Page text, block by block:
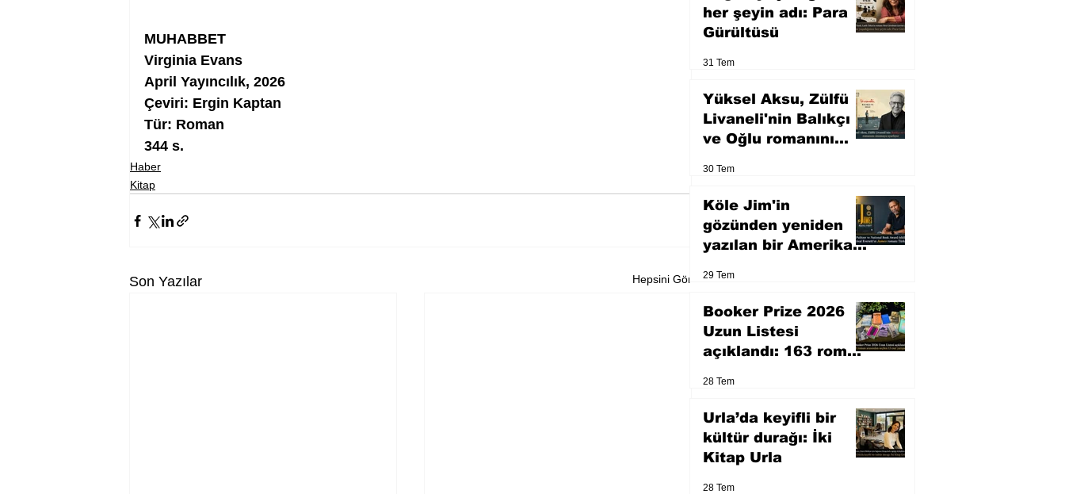
MUHABBET
Virginia Evans
April Yayıncılık, 2026
Çeviri: Ergin Kaptan
Tür: Roman
344 s.
Haber
Kitap
Son Yazılar Hepsini Gör
her şeyin adı: Para
Gürültüsü
31 Tem
Yüksel Aksu, Zülfü
Livaneli'nin Balıkçı
ve Oğlu romanını
30 Tem
Köle Jim'in
gözünden yeniden
yazılan bir Amerikan
29 Tem
Booker Prize 2026
Uzun Listesi
açıklandı: 163 roman
28 Tem
Urla’da keyifli bir
kültür durağı: İki
Kitap Urla
28 Tem